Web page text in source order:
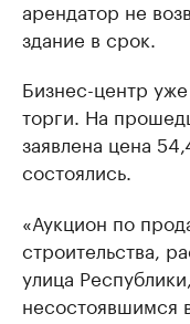
арендатор не
здание в срок.
Бизнес-центр
торги. На
заявлена цена
состоялись.
«Аукцион по
строительства,
улица
несостоявшимся